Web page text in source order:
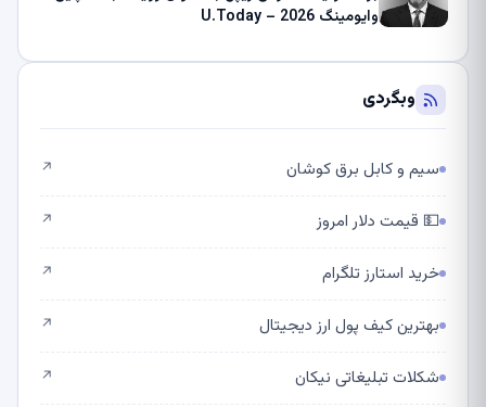
وایومینگ 2026 – U.Today
وبگردی
سیم و کابل برق کوشان ↗
💵 قیمت دلار امروز ↗
خرید استارز تلگرام ↗
بهترین کیف پول ارز دیجیتال ↗
شکلات تبلیغاتی نیکان ↗